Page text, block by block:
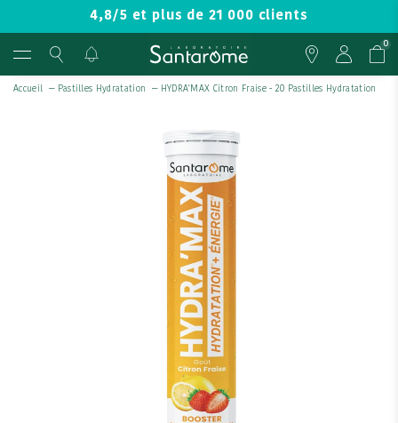
4,8/5 et plus de 21 000 clients
0
Accueil — Pastilles Hydratation — HYDRA'MAX Citron Fraise - 20 Pastilles Hydratation